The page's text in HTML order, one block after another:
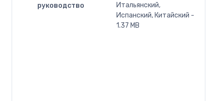
руководство
Итальянский,
Испанский, Китайский -
1.37 MB